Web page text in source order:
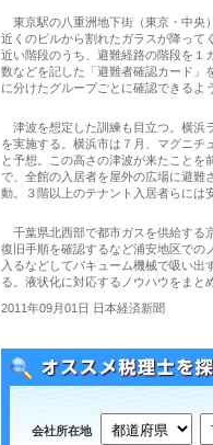
東京駅の八重洲地下街（東京・中央
近くのビルから割れたガラスが降って
近い階段のうち、避難経路の階段を１
数などを記した「避難者確認カード」
に分けたグループごとに確認できるよ
津波を想定した訓練も目立つ。横浜
を実施する。横浜市は７月、マグニチ
と予想。この高さの津波が来たこと
で、全館の入居者を屋外の広場に避難
動。３階以上のテナント入居者らには
千葉県北西部で都市ガスを供給する
復旧手順を確認するなど浦安地区での
入るなどしてバキューム機械で吸い
る。液状化に対応するノウハウをまと
2011年09月01日 日本経済新聞
会社所在地